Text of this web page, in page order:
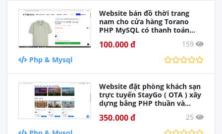
Website bán đồ thời trang
nam cho cửa hàng Torano
PHP MySQL có thanh toán
100.000 đ
159
Php & Mysql
Website đặt phòng khách sạn
trực tuyến StayGo ( OTA ) xây
dựng bằng PHP thuần và
toán VNPay, MoMo, PayOS,
đăng nhập Google, quản trị
350.000 đ
25